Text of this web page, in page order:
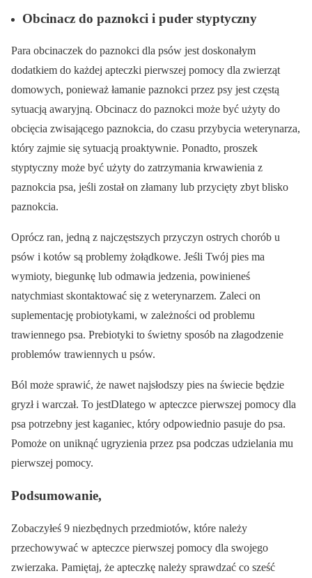
Obcinacz do paznokci i puder styptyczny
Para obcinaczek do paznokci dla psów jest doskonałym
dodatkiem do każdej apteczki pierwszej pomocy dla zwierząt
domowych, ponieważ łamanie paznokci przez psy jest częstą
sytuacją awaryjną. Obcinacz do paznokci może być użyty do
obcięcia zwisającego paznokcia, do czasu przybycia weterynarza,
który zajmie się sytuacją proaktywnie. Ponadto, proszek
styptyczny może być użyty do zatrzymania krwawienia z
paznokcia psa, jeśli został on złamany lub przycięty zbyt blisko
paznokcia.
Oprócz ran, jedną z najczęstszych przyczyn ostrych chorób u
psów i kotów są problemy żołądkowe. Jeśli Twój pies ma
wymioty, biegunkę lub odmawia jedzenia, powinieneś
natychmiast skontaktować się z weterynarzem. Zaleci on
suplementację probiotykami, w zależności od problemu
trawiennego psa. Prebiotyki to świetny sposób na złagodzenie
problemów trawiennych u psów.
Ból może sprawić, że nawet najsłodszy pies na świecie będzie
gryzł i warczał. To jestDlatego w apteczce pierwszej pomocy dla
psa potrzebny jest kaganiec, który odpowiednio pasuje do psa.
Pomoże on uniknąć ugryzienia przez psa podczas udzielania mu
pierwszej pomocy.
Podsumowanie,
Zobaczyłeś 9 niezbędnych przedmiotów, które należy
przechowywać w apteczce pierwszej pomocy dla swojego
zwierzaka. Pamiętaj, że apteczkę należy sprawdzać co sześć